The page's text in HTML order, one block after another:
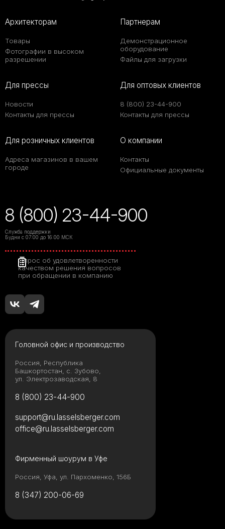
Архитекторам
Товары
Фотографии в высоком
разрешении
Партнерам
Демонстрационное
оборудование
Файлы для загрузки
Для прессы
Новости
Контакты для прессы
Для оптовых клиентов
8 (800) 23-44-900
Контакты для прессы
Для розничных клиентов
Адреса магазинов в вашем
городе
О компании
Контакты
Официальные документы
8 (800) 23-44-900
Служба поддержки
Будни с 07:00 до 16:00 МСК
Опрос об удовлетворенности
качеством решения вопросов
при обращении в компанию
Головной офис и производство
Россия, Республика
Башкортостан, с. Зубово,
ул. Электрозаводская, 8
8 (800) 23-44-900
Фирменный шоурум в Уфе
Россия, Уфа, ул. Пархоменко, 156Б
8 (347) 200-06-69
support@ru.lasselsberger.com
office@ru.lasselsberger.com